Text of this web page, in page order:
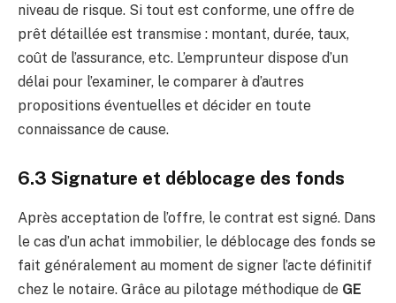
niveau de risque. Si tout est conforme, une offre de
prêt détaillée est transmise : montant, durée, taux,
coût de l’assurance, etc. L’emprunteur dispose d’un
délai pour l’examiner, le comparer à d’autres
propositions éventuelles et décider en toute
connaissance de cause.
6.3 Signature et déblocage des fonds
Après acceptation de l’offre, le contrat est signé. Dans
le cas d’un achat immobilier, le déblocage des fonds se
fait généralement au moment de signer l’acte définitif
chez le notaire. Grâce au pilotage méthodique de GE